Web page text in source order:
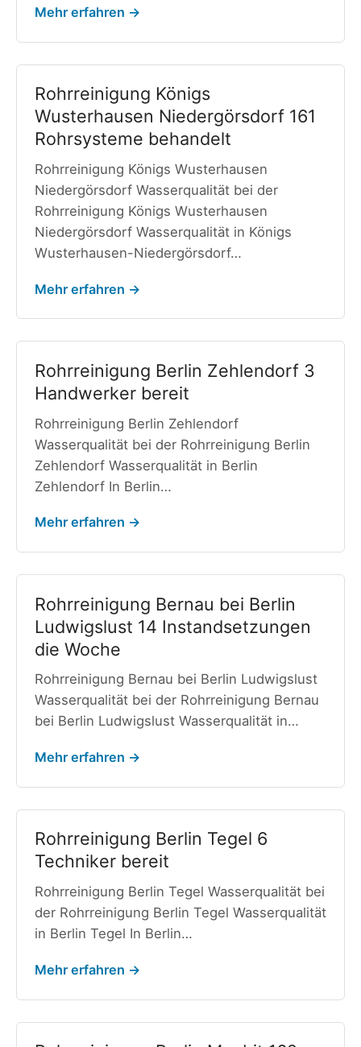
Mehr erfahren →
Rohrreinigung Königs
Wusterhausen Niedergörsdorf 161
Rohrsysteme behandelt
Rohrreinigung Königs Wusterhausen
Niedergörsdorf Wasserqualität bei der
Rohrreinigung Königs Wusterhausen
Niedergörsdorf Wasserqualität in Königs
Wusterhausen-Niedergörsdorf…
Mehr erfahren →
Rohrreinigung Berlin Zehlendorf 3
Handwerker bereit
Rohrreinigung Berlin Zehlendorf
Wasserqualität bei der Rohrreinigung Berlin
Zehlendorf Wasserqualität in Berlin
Zehlendorf In Berlin…
Mehr erfahren →
Rohrreinigung Bernau bei Berlin
Ludwigslust 14 Instandsetzungen
die Woche
Rohrreinigung Bernau bei Berlin Ludwigslust
Wasserqualität bei der Rohrreinigung Bernau
bei Berlin Ludwigslust Wasserqualität in…
Mehr erfahren →
Rohrreinigung Berlin Tegel 6
Techniker bereit
Rohrreinigung Berlin Tegel Wasserqualität bei
der Rohrreinigung Berlin Tegel Wasserqualität
in Berlin Tegel In Berlin…
Mehr erfahren →